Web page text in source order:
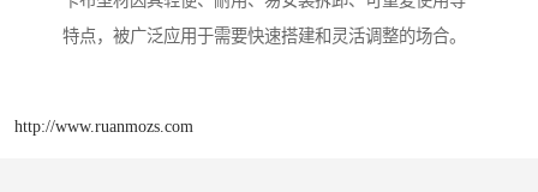
特点，被广泛应用于需要快速搭建和灵活调整的场合。
http://www.ruanmozs.com